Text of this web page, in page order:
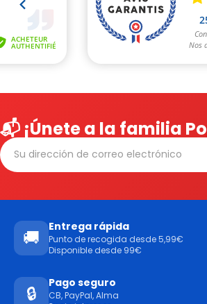
📬 ¡Únete a la familia
🚚
Entrega rápida
Punto de recogida desde 5,99€
Disponible desde 99€
🔒
Pago seguro
CB, PayPal, Alma